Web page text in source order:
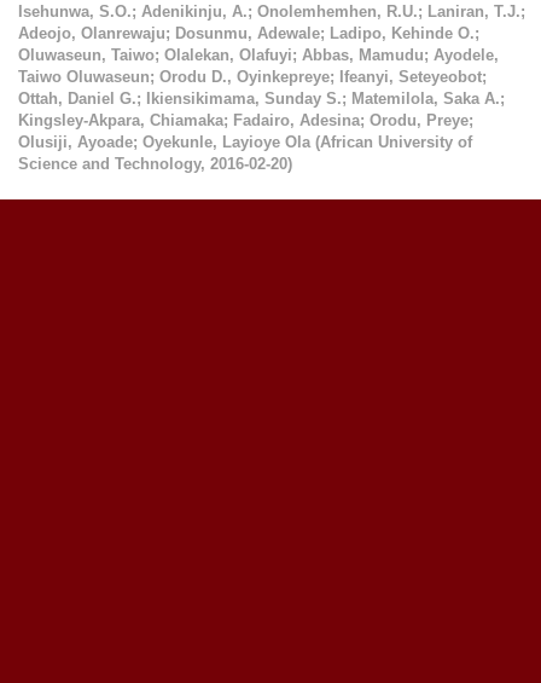
Isehunwa, S.O.; Adenikinju, A.; Onolemhemhen, R.U.; Laniran, T.J.;
Adeojo, Olanrewaju; Dosunmu, Adewale; Ladipo, Kehinde O.;
Oluwaseun, Taiwo; Olalekan, Olafuyi; Abbas, Mamudu; Ayodele,
Taiwo Oluwaseun; Orodu D., Oyinkepreye; Ifeanyi, Seteyeobot;
Ottah, Daniel G.; Ikiensikimama, Sunday S.; Matemilola, Saka A.;
Kingsley-Akpara, Chiamaka; Fadairo, Adesina; Orodu, Preye;
Olusiji, Ayoade; Oyekunle, Layioye Ola (African University of
Science and Technology, 2016-02-20)